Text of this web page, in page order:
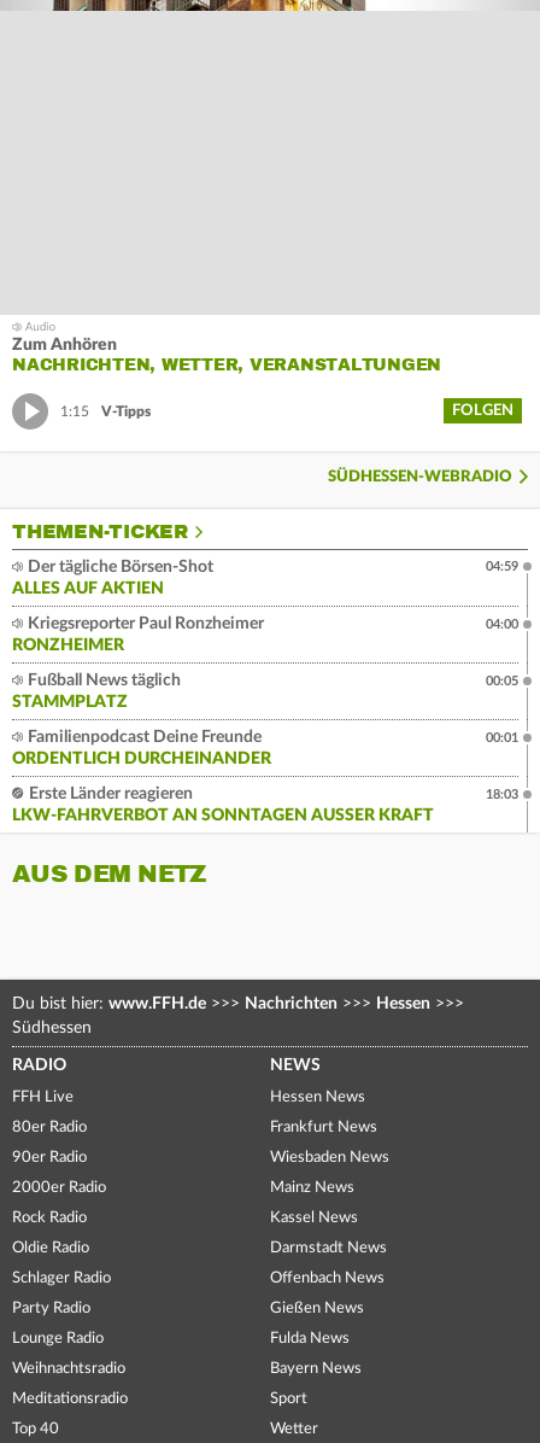
Zum Anhören
NACHRICHTEN, WETTER, VERANSTALTUNGEN
1:15 V-Tipps FOLGEN
SÜDHESSEN-WEBRADIO
THEMEN-TICKER
Der tägliche Börsen-Shot
ALLES AUF AKTIEN
04:59
Kriegsreporter Paul Ronzheimer
RONZHEIMER
04:00
Fußball News täglich
STAMMPLATZ
00:05
Familienpodcast Deine Freunde
ORDENTLICH DURCHEINANDER
00:01
Erste Länder reagieren
LKW-FAHRVERBOT AN SONNTAGEN AUSSER KRAFT
18:03
AUS DEM NETZ
Du bist hier: www.FFH.de >>> Nachrichten >>> Hessen >>>
Südhessen
RADIO
FFH Live
80er Radio
90er Radio
2000er Radio
Rock Radio
Oldie Radio
Schlager Radio
Party Radio
Lounge Radio
Weihnachtsradio
Meditationsradio
Top 40
NEWS
Hessen News
Frankfurt News
Wiesbaden News
Mainz News
Kassel News
Darmstadt News
Offenbach News
Gießen News
Fulda News
Bayern News
Sport
Wetter